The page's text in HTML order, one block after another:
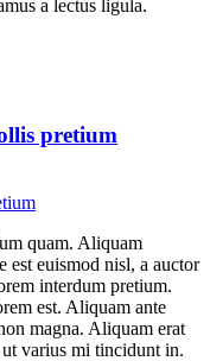
a lectus ligula.
pretium
quam. Aliquam
est euismod nisl, a auctor
interdum pretium.
est. Aliquam ante
magna. Aliquam erat
varius mi tincidunt in.